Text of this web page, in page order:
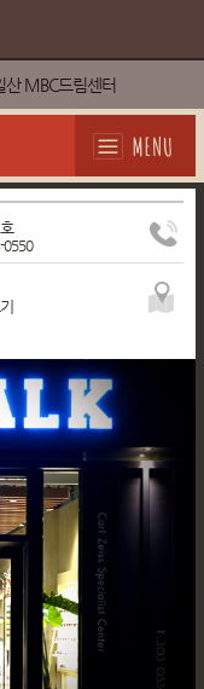
산 MBC드림센터
0550